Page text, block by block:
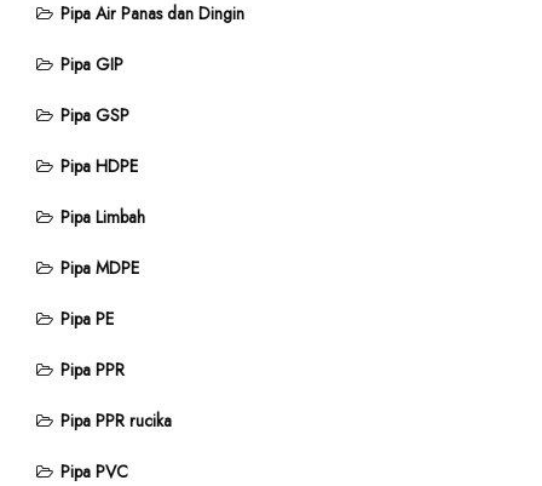
Pipa Air Panas dan Dingin
Pipa GIP
Pipa GSP
Pipa HDPE
Pipa Limbah
Pipa MDPE
Pipa PE
Pipa PPR
Pipa PPR rucika
Pipa PVC